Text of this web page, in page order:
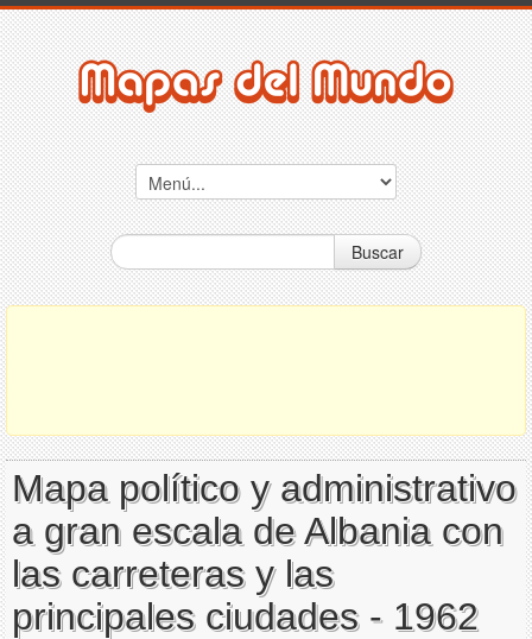
Buscar
Mapa político y administrativo
a gran escala de Albania con
las carreteras y las
principales ciudades - 1962